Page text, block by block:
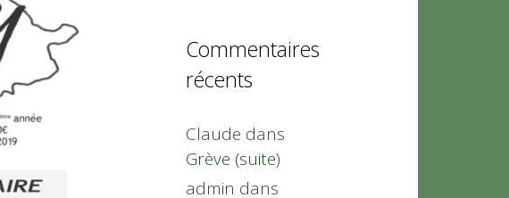
Commentaires
récents
Claude dans
Grève (suite)
admin dans